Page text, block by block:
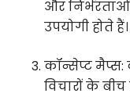
और
उपयोगी होते हैं।
कॉन्सेप्ट
विचारों के